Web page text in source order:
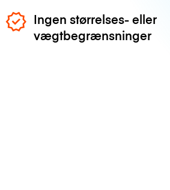
Ingen størrelses- eller
vægtbegrænsninger